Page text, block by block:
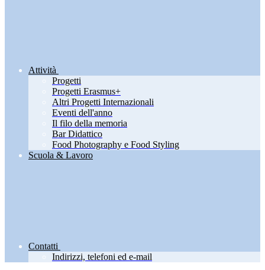
Attività
Progetti
Progetti Erasmus+
Altri Progetti Internazionali
Eventi dell'anno
Il filo della memoria
Bar Didattico
Food Photography e Food Styling
Scuola & Lavoro
Contatti
Indirizzi, telefoni ed e-mail